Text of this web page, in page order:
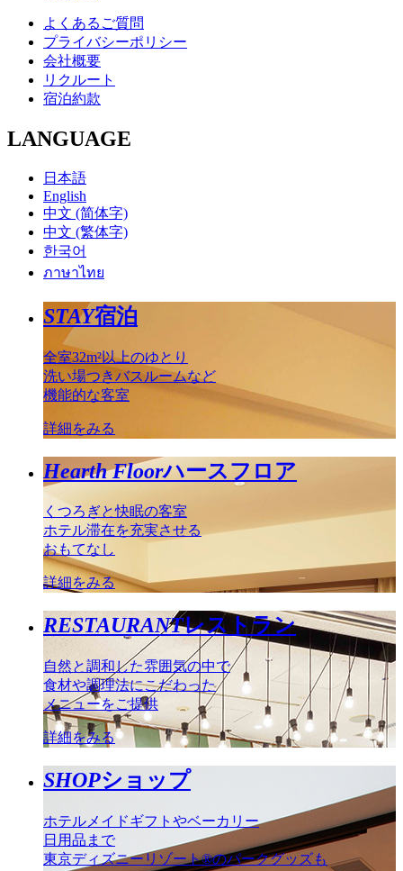
よくあるご質問
プライバシーポリシー
会社概要
リクルート
宿泊約款
LANGUAGE
日本語
English
中文 (简体字)
中文 (繁体字)
한국어
ภาษาไทย
STAY宿泊
全室32m²以上のゆとり
洗い場つきバスルームなど
機能的な客室
詳細をみる
Hearth Floorハースフロア
くつろぎと快眠の客室
ホテル滞在を充実させる
おもてなし
詳細をみる
RESTAURANTレストラン
自然と調和した雰囲気の中で
食材や調理法にこだわった
メニューをご提供
詳細をみる
SHOPショップ
ホテルメイドギフトやベーカリー
日用品まで
東京ディズニーリゾート®のパークグッズも